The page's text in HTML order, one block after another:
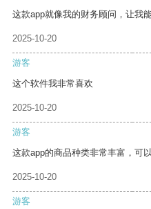
这款app就像我的财务顾问，让我
2025-10-20
游客
这个软件我非常喜欢
2025-10-20
游客
这款app的商品种类非常丰富，可
2025-10-20
游客